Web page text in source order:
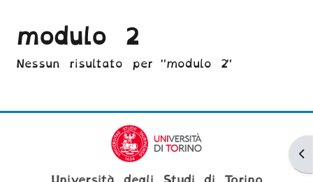
modulo 2
Nessun risultato per "modulo 2"